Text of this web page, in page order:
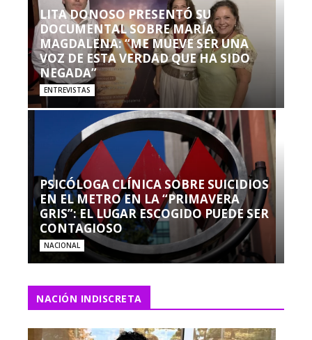
LITA DONOSO PRESENTÓ SU
DOCUMENTAL SOBRE MARÍA
MAGDALENA: “ME MUEVE SER UNA
VOZ DE ESTA VERDAD QUE HA SIDO
NEGADA”
ENTREVISTAS
PSICÓLOGA CLÍNICA SOBRE SUICIDIOS
EN EL METRO EN LA “PRIMAVERA
GRIS”: EL LUGAR ESCOGIDO PUEDE SER
CONTAGIOSO
NACIONAL
NACIÓN INDISCRETA